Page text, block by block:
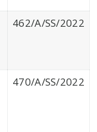
462/A/SS/2022
470/A/SS/2022